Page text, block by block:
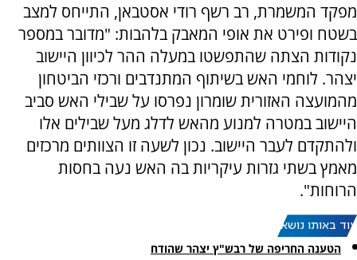
מפקד המשמרת, רב רשף רודי אסטבאן, התייחס למצב
בשטח ופירט את אופי המאבק בלהבות: "מדובר במספר
נקודות הצתה שהתפשטו במעלה ההר לכיוון היישוב
יצהר. לוחמי האש בשיתוף המתנדבים ורכזי הביטחון
מהמועצה האזורית שומרון נפרסו על שבילי האש סביב
היישוב במטרה למנוע מהאש לדלג מעל שבילים אלו
ולהתקדם לעבר היישוב. נכון לשעה זו הצוותים מרכזים
מאמץ בשתי גזרות עיקריות בה האש נעה בחסות
הרוחות".
עוד באותו נושא:
הטענה החריפה של רבש"ץ יצהר שהודח